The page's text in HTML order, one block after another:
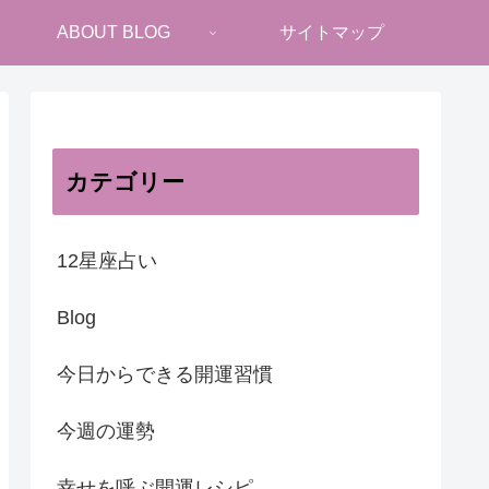
ABOUT BLOG サイトマップ
カテゴリー
12星座占い
Blog
今日からできる開運習慣
今週の運勢